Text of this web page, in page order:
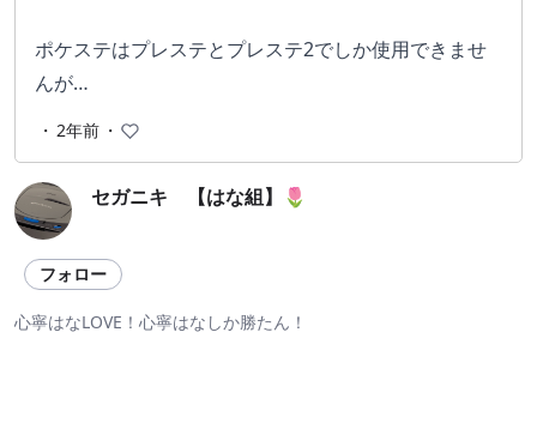
ポケステはプレステとプレステ2でしか使用できませ
んが…
・ 2年前 ・
セガニキ 【はな組】🌷
フォロー
心寧はなLOVE！心寧はなしか勝たん！